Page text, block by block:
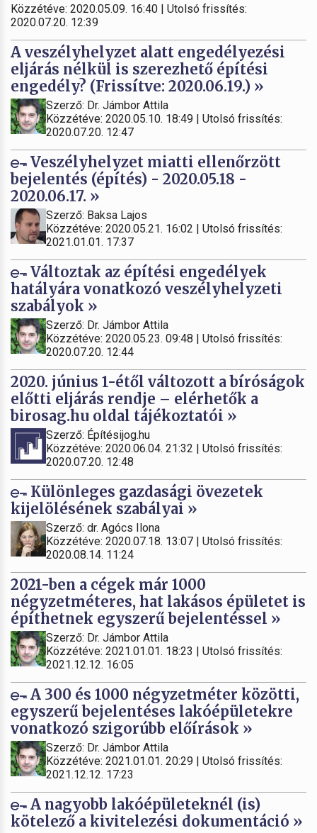
Közzétéve: 2020.05.09. 16:40 | Utolsó frissítés:
2020.07.20. 12:39
A veszélyhelyzet alatt engedélyezési
eljárás nélkül is szerezhető építési
engedély? (Frissítve: 2020.06.19.) »
Szerző: Dr. Jámbor Attila
Közzétéve: 2020.05.10. 18:49 | Utolsó frissítés:
2020.07.20. 12:47
Veszélyhelyzet miatti ellenőrzött
bejelentés (építés) - 2020.05.18 -
2020.06.17. »
Szerző: Baksa Lajos
Közzétéve: 2020.05.21. 16:02 | Utolsó frissítés:
2021.01.01. 17:37
Változtak az építési engedélyek
hatályára vonatkozó veszélyhelyzeti
szabályok »
Szerző: Dr. Jámbor Attila
Közzétéve: 2020.05.23. 09:48 | Utolsó frissítés:
2020.07.20. 12:44
2020. június 1-étől változott a bíróságok
előtti eljárás rendje – elérhetők a
birosag.hu oldal tájékoztatói »
Szerző: Építésijog.hu
Közzétéve: 2020.06.04. 21:32 | Utolsó frissítés:
2020.07.20. 12:48
Különleges gazdasági övezetek
kijelölésének szabályai »
Szerző: dr. Agócs Ilona
Közzétéve: 2020.07.18. 13:07 | Utolsó frissítés:
2020.08.14. 11:24
2021-ben a cégek már 1000
négyzetméteres, hat lakásos épületet is
építhetnek egyszerű bejelentéssel »
Szerző: Dr. Jámbor Attila
Közzétéve: 2021.01.01. 18:23 | Utolsó frissítés:
2021.12.12. 16:05
A 300 és 1000 négyzetméter közötti,
egyszerű bejelentéses lakóépületekre
vonatkozó szigorúbb előírások »
Szerző: Dr. Jámbor Attila
Közzétéve: 2021.01.01. 20:29 | Utolsó frissítés:
2021.12.12. 17:23
A nagyobb lakóépületeknél (is)
kötelező a kivitelezési dokumentáció »